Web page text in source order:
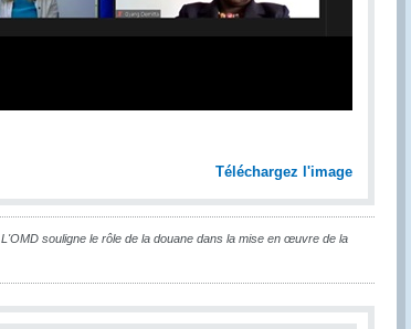
Téléchargez l'image
L'OMD souligne le rôle de la douane dans la mise en œuvre de la